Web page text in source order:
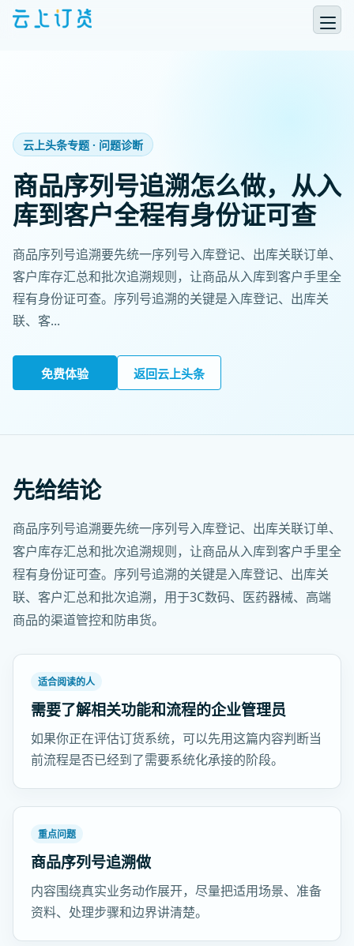
云上头条专题 · 问题诊断
商品序列号追溯怎么做，从入
库到客户全程有身份证可查
商品序列号追溯要先统一序列号入库登记、出库关联订单、
客户库存汇总和批次追溯规则，让商品从入库到客户手里全
程有身份证可查。序列号追溯的关键是入库登记、出库关
联、客...
免费体验 返回云上头条
先给结论
商品序列号追溯要先统一序列号入库登记、出库关联订单、
客户库存汇总和批次追溯规则，让商品从入库到客户手里全
程有身份证可查。序列号追溯的关键是入库登记、出库关
联、客户汇总和批次追溯，用于3C数码、医药器械、高端
商品的渠道管控和防串货。
适合阅读的人
需要了解相关功能和流程的企业管理员
如果你正在评估订货系统，可以先用这篇内容判断当
前流程是否已经到了需要系统化承接的阶段。
重点问题
商品序列号追溯做
内容围绕真实业务动作展开，尽量把适用场景、准备
资料、处理步骤和边界讲清楚。